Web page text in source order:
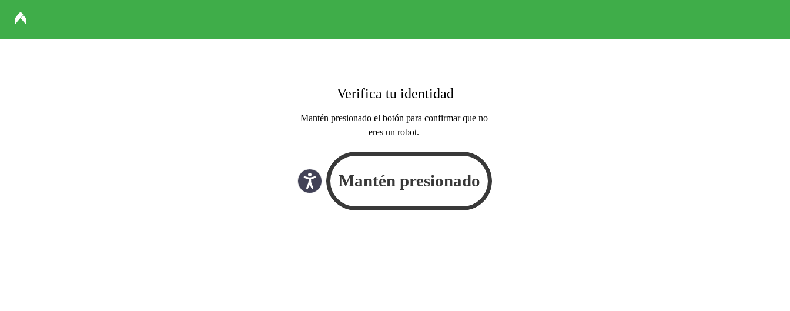
Verifica tu identidad
Mantén presionado el botón para confirmar que no
eres un robot.